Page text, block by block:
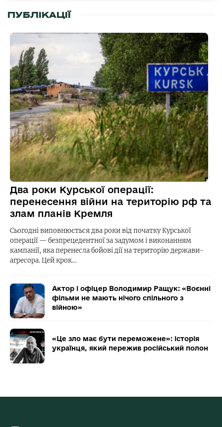
ПУБЛІКАЦІЇ
Два роки Курської операції:
перенесення війни на територію рф та
злам планів Кремля
Сьогодні виповнюється два роки від початку Курської
операції — безпрецедентної за задумом і виконанням
кампанії, яка перенесла бойові дії на територію держави-
агресора. Цей крок…
Актор і офіцер Володимир Ращук: «Воєнні
фільми не мають нічого спільного з
війною»
«Це зло має бути переможене»: історія
українця, який пережив російський полон